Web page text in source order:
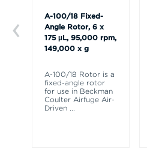
A-100/18 Fixed-
Angle Rotor, 6 x
175 µL, 95,000 rpm,
149,000 x g
A-100/18 Rotor is a
fixed-angle rotor
for use in Beckman
Coulter Airfuge Air-
Driven ...